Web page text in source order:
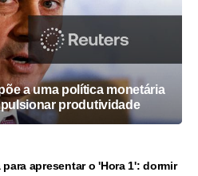
a uma política monetária
produtividade
apresentar o 'Hora 1': dormir